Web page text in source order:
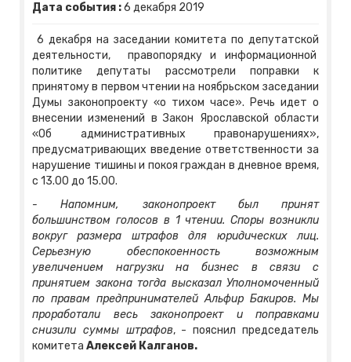
Дата события :6 декабря 2019
6 декабря на заседании комитета по депутатской
деятельности, правопорядку и информационной
политике депутаты рассмотрели поправки к
принятому в первом чтении на ноябрьском заседании
Думы законопроекту «о тихом часе». Речь идет о
внесении изменений в Закон Ярославской области
«Об административных правонарушениях»,
предусматривающих введение ответственности за
нарушение тишины и покоя граждан в дневное время,
с 13.00 до 15.00.
- Напомним, законопроект был принят
большинством голосов в 1 чтении. Споры возникли
вокруг размера штрафов для юридических лиц.
Серьезную обеспокоенность возможным
увеличением нагрузки на бизнес в связи с
принятием закона тогда высказал Уполномоченный
по правам предпринимателей Альфир Бакиров. Мы
проработали весь законопроект и поправками
снизили суммы штрафов, - пояснил председатель
комитета Алексей Калганов.